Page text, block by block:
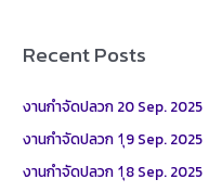
h
Recent Posts
งานกำจัดปลวก 20 Sep. 2025
งานกำจัดปลวก 1ุ9 Sep. 2025
งานกำจัดปลวก 1ุ8 Sep. 2025